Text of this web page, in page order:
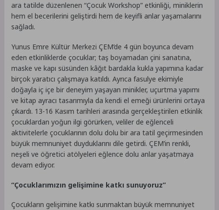
ara tatilde düzenlenen “Çocuk Workshop” etkinliği, miniklerin
hem el becerilerini geliştirdi hem de keyifli anlar yaşamalarını
sağladı.
Yunus Emre Kültür Merkezi ÇEM’de 4 gün boyunca devam
eden etkinliklerde çocuklar; taş boyamadan çini sanatına,
maske ve kapı süsünden kâğıt bardakla kukla yapımına kadar
birçok yaratıcı çalışmaya katıldı. Ayrıca fasulye ekimiyle
doğayla iç içe bir deneyim yaşayan minikler, uçurtma yapımı
ve kitap ayracı tasarımıyla da kendi el emeği ürünlerini ortaya
çıkardı. 13-16 Kasım tarihleri arasında gerçekleştirilen etkinlik
çocuklardan yoğun ilgi görürken, veliler de eğlenceli
aktivitelerle çocuklarının dolu dolu bir ara tatil geçirmesinden
büyük memnuniyet duyduklarını dile getirdi. ÇEM’in renkli,
neşeli ve öğretici atölyeleri eğlence dolu anlar yaşatmaya
devam ediyor.
“Çocuklarımızın gelişimine katkı sunuyoruz”
Çocukların gelişimine katkı sunmaktan büyük memnuniyet